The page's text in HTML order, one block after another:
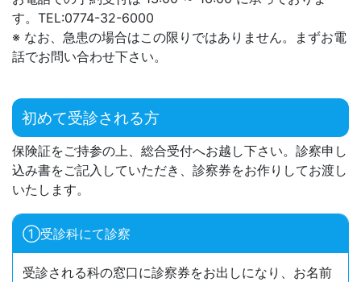
す。TEL:0774-32-6000
※ なお、急患の場合はこの限りではありません。まずお電
話でお問い合わせ下さい。
初めて受診される方
保険証をご持参の上、総合受付へお越し下さい。診察申し
込み書をご記入していただき、診察券をお作りしてお渡し
いたします。
①受診科にて診察
受診される科の窓口に診察券をお出しになり、お名前